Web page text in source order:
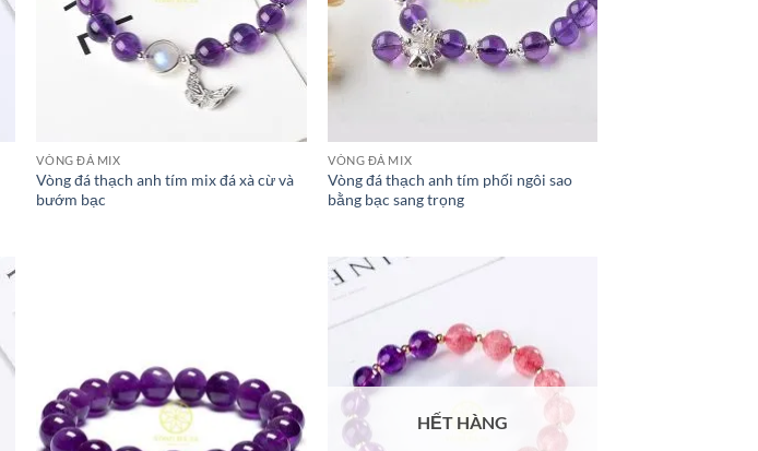
VÒNG ĐÁ MIX
Vòng đá thạch anh tím mix đá xà cừ và
bướm bạc
VÒNG ĐÁ MIX
Vòng đá thạch anh tím phối ngôi sao
bằng bạc sang trọng
HẾT HÀNG